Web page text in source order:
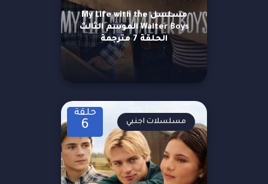
مسلسل My Life with the
Walter Boys الموسم الثالث
الحلقة 7 مترجمة
حلقة
6 مسلسلات اجنبي